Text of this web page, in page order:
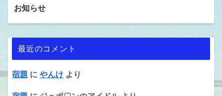
お知らせ
最近のコメント
宿題 に やんけ より